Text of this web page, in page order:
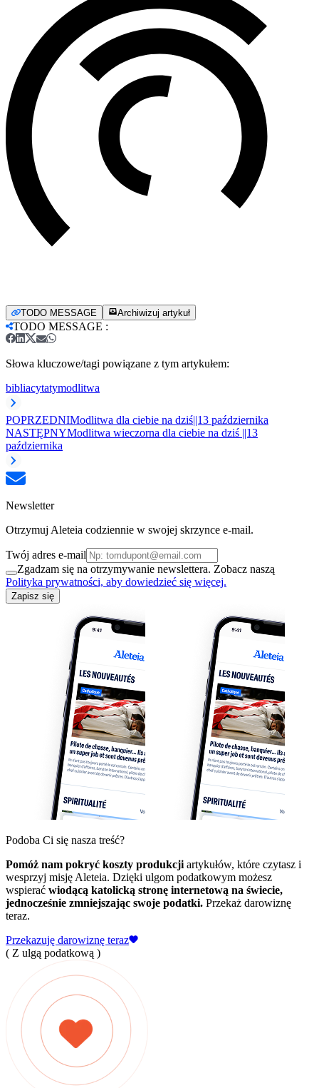
TODO MESSAGE Archiwizuj artykuł
TODO MESSAGE :
Słowa kluczowe/tagi powiązane z tym artykułem:
bibliacytatymodlitwa
POPRZEDNIModlitwa dla ciebie na dziś||13 października
NASTĘPNYModlitwa wieczorna dla ciebie na dziś ||13
października
Newsletter
Otrzymuj Aleteia codziennie w swojej skrzynce e-mail.
Twój adres e-mail
Zgadzam się na otrzymywanie newslettera. Zobacz naszą
Polityka prywatności, aby dowiedzieć się więcej.
Zapisz się
Podoba Ci się nasza treść?
Pomóż nam pokryć koszty produkcji artykułów, które czytasz i
wesprzyj misję Aleteia. Dzięki ulgom podatkowym możesz
wspierać wiodącą katolicką stronę internetową na świecie,
jednocześnie zmniejszając swoje podatki. Przekaż darowiznę
teraz.
Przekazuję darowiznę teraz
( Z ulgą podatkową )